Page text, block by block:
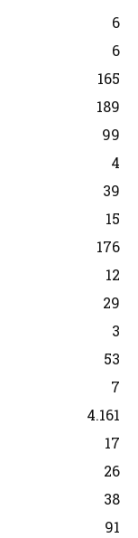
6
6
165
189
99
4
39
15
176
12
29
3
53
7
4.161
17
26
38
91